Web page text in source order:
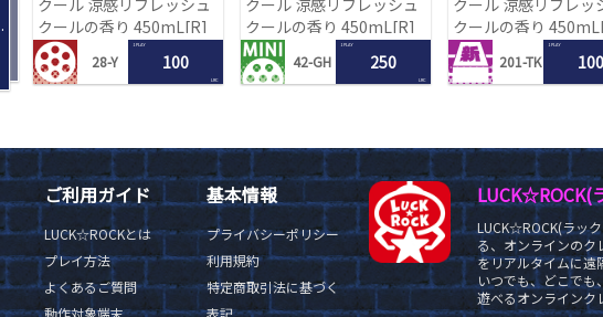
クール 涼感リフレッシュ
クールの香り 450mL[R]
28-Y
1 PLAY
100
LRC
クール 涼感リフレッシュ
クールの香り 450mL[R]
42-GH
1 PLAY
250
LRC
クール 涼感リフレッ
クールの香り
201-TK
1 PLAY
100
ご利用ガイド
LUCK☆ROCKとは
プレイ方法
よくあるご質問
動作対象端末
基本情報
プライバシーポリシー
利用規約
特定商取引法に基づく
表記
LUCK☆ROCK(
LUCK☆ROCK(ラッ
る、オンラインのク
をリアルタイムに遠
いつでも、どこでも
遊べるオンラインク